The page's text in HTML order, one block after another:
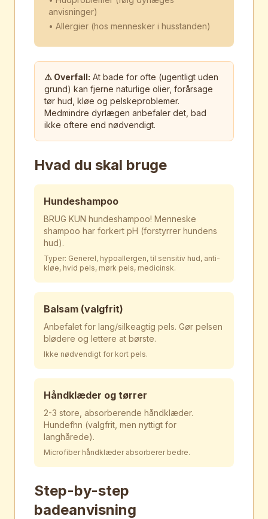
anvisninger)
• Allergier (hos mennesker i husstanden)
⚠️ Overfall: At bade for ofte (ugentligt uden
grund) kan fjerne naturlige olier, forårsage
tør hud, kløe og pelskeproblemer.
Medmindre dyrlægen anbefaler det, bad
ikke oftere end nødvendigt.
Hvad du skal bruge
Hundeshampoo
BRUG KUN hundeshampoo! Menneske
shampoo har forkert pH (forstyrrer hundens
hud).
Typer: Generel, hypoallergen, til sensitiv hud, anti-
kløe, hvid pels, mørk pels, medicinsk.
Balsam (valgfrit)
Anbefalet for lang/silkeagtig pels. Gør pelsen
blødere og lettere at børste.
Ikke nødvendigt for kort pels.
Håndklæder og tørrer
2-3 store, absorberende håndklæder.
Hundefhn (valgfrit, men nyttigt for
langhårede).
Microfiber håndklæder absorberer bedre.
Step-by-step
badeanvisning